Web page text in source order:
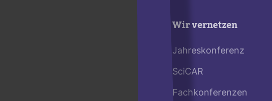
Wir vernetzen
Jahreskonferenz
SciCAR
Fachkonferenzen